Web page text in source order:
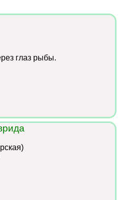
глаз рыбы.